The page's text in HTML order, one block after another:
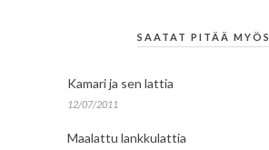
SAATAT PITÄÄ MYÖS
Kamari ja sen lattia
12/07/2011
Maalattu lankkulattia